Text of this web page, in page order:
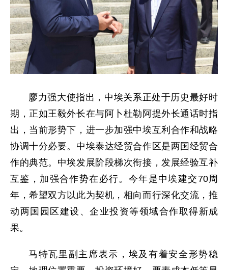
廖力强大使指出，中埃关系正处于历史最好时
期，正如王毅外长在与阿卜杜勒阿提外长通话时指
出，当前形势下，进一步加强中埃互利合作和战略
协调十分必要。中埃泰达经贸合作区是两国经贸合
作的典范。中埃发展阶段梯次衔接，发展经验互补
互鉴，加强合作势在必行。今年是中埃建交70周
年，希望双方以此为契机，相向而行深化交流，推
动两国园区建设、企业投资等领域合作取得新成
果。
马特瓦里副主席表示，埃及有着安全形势稳